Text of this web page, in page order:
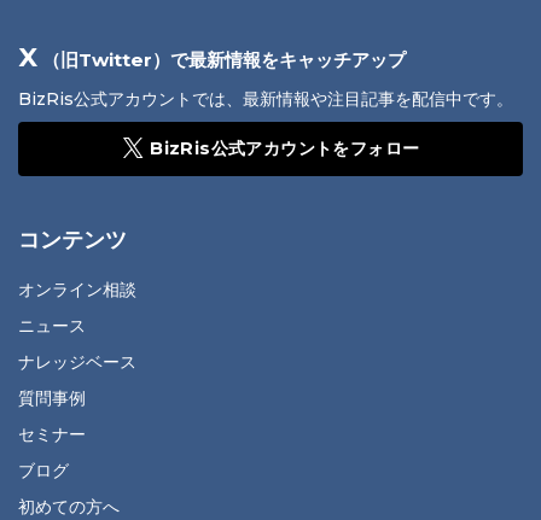
X （旧Twitter）で最新情報をキャッチアップ
BizRis公式アカウントでは、最新情報や注目記事を配信中です。
BizRis公式アカウントをフォロー
コンテンツ
オンライン相談
ニュース
ナレッジベース
質問事例
セミナー
ブログ
初めての方へ